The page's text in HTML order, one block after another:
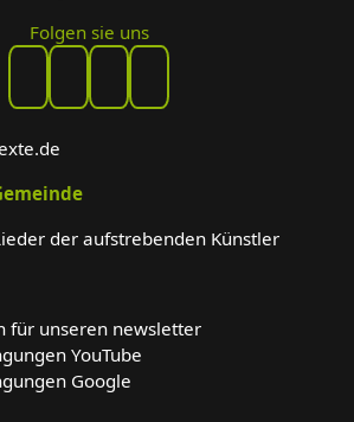
Folgen sie uns
der aufstrebenden Künstler
für unseren newsletter
YouTube
Google